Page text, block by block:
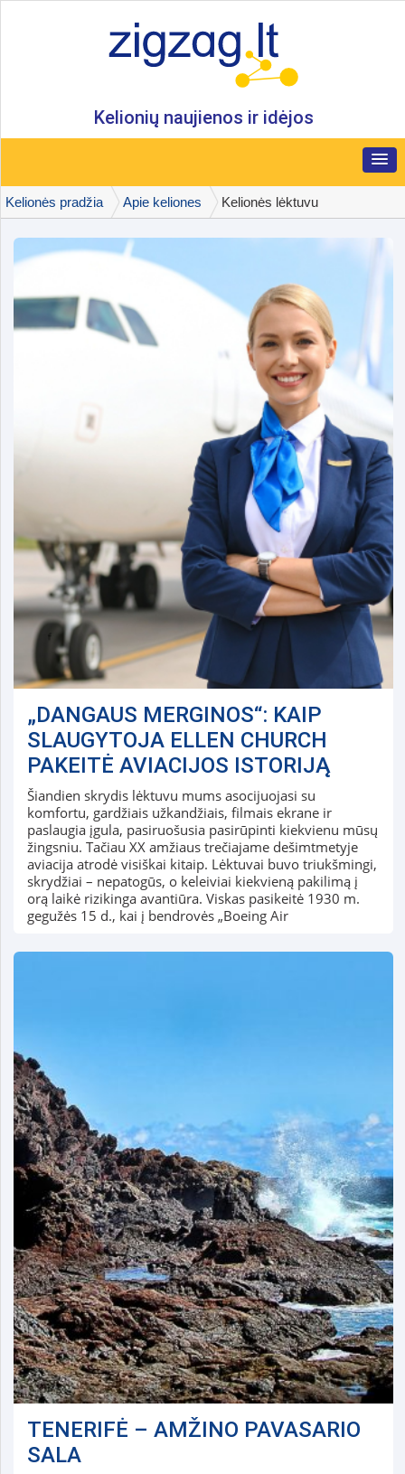
Kelionių naujienos ir idėjos
Kelionės pradžia Apie keliones Kelionės lėktuvu
„DANGAUS MERGINOS“: KAIP
SLAUGYTOJA ELLEN CHURCH
PAKEITĖ AVIACIJOS ISTORIJĄ
Šiandien skrydis lėktuvu mums asocijuojasi su
komfortu, gardžiais užkandžiais, filmais ekrane ir
paslaugia įgula, pasiruošusia pasirūpinti kiekvienu mūsų
žingsniu. Tačiau XX amžiaus trečiajame dešimtmetyje
aviacija atrodė visiškai kitaip. Lėktuvai buvo triukšmingi,
skrydžiai – nepatogūs, o keleiviai kiekvieną pakilimą į
orą laikė rizikinga avantiūra. Viskas pasikeitė 1930 m.
gegužės 15 d., kai į bendrovės „Boeing Air
TENERIFĖ – AMŽINO PAVASARIO
SALA